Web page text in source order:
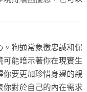
。狗通常象徵忠誠和保
能暗示著你在現實生
你要更加珍惜身邊的親
你對於自己的內在需求